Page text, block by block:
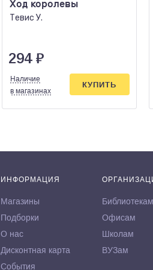
Ход королевы
Тевис У.
294 ₽
Наличие
в магазинах
КУПИТЬ
ИНФОРМАЦИЯ
Магазины
Подборки
О нас
Дисконтная карта
События
Библиотекам
Офисам
Школам
ВУЗам